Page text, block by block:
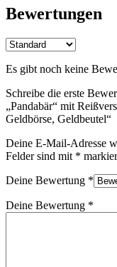
Bewertungen
Es gibt noch keine
Schreibe die erste
„Pandabär“ mit
Geldbörse, Geldbeutel“
Deine E-Mail-Adresse
Felder sind mit *
Deine Bewertung *
Deine Bewertung *